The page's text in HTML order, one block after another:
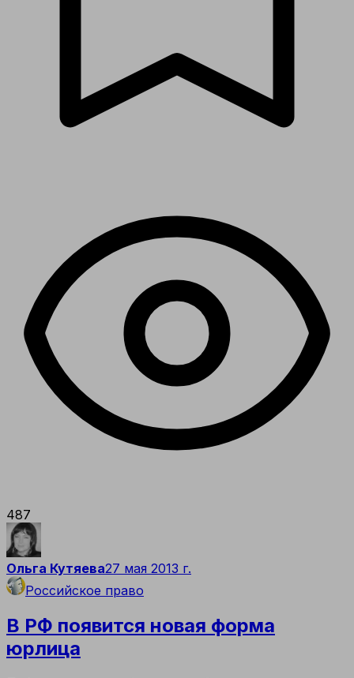
487
Ольга Кутяева27 мая 2013 г.
Российское право
В РФ появится новая форма
юрлица